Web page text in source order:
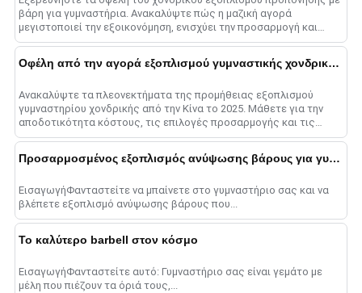
βάρη για γυμναστήρια. Ανακαλύψτε πώς η μαζική αγορά
μεγιστοποιεί την εξοικονόμηση, ενισχύει την προσαρμογή και
εξορθολογίζει τη λειτουργία......
Οφέλη από την αγορά εξοπλισμού γυμναστικής χονδρικής από την Κίνα
Ανακαλύψτε τα πλεονεκτήματα της προμήθειας εξοπλισμού
γυμναστηρίου χονδρικής από την Κίνα το 2025. Μάθετε για την
αποδοτικότητα κόστους, τις επιλογές προσαρμογής και τις
στρατηγικές για επιτυχία......
Προσαρμοσμένος εξοπλισμός ανύψωσης βάρους για γυμναστήρια
ΕισαγωγήΦανταστείτε να μπαίνετε στο γυμναστήριο σας και να
βλέπετε εξοπλισμό ανύψωσης βάρους που...
Το καλύτερο barbell στον κόσμο
ΕισαγωγήΦανταστείτε αυτό: Γυμναστήριο σας είναι γεμάτο με
μέλη που πιέζουν τα όριά τους,...